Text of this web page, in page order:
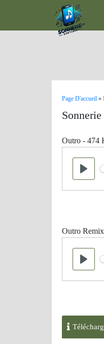
Page D'accueil »
Outro - 474
Play
Outro
Play